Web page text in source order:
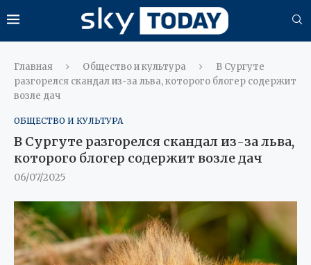
Главная Общество и культура
В Сургуте
разгорелся скандал из-за льва, которого блогер содержит
возле дач
ОБЩЕСТВО И КУЛЬТУРА
В Сургуте разгорелся скандал из-за льва,
которого блогер содержит возле дач
06/07/2025